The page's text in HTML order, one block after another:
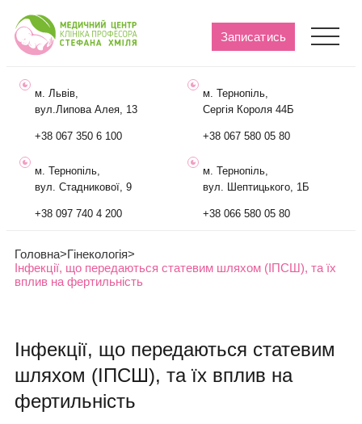
м. Львів,
вул.Липова Алея, 13
+38 067 350 6 100
м. Тернопіль,
Сергія Короля 44Б
+38 067 580 05 80
м. Тернопіль,
вул. Стадникової, 9
+38 097 740 4 200
м. Тернопіль,
вул. Шептицького, 1Б
+38 066 580 05 80
Записатись
Головна>Гінекологія>
Інфекції, що передаються статевим шляхом (ІПСШ), та їх
вплив на фертильність
Інфекції, що передаються статевим
шляхом (ІПСШ), та їх вплив на
фертильність